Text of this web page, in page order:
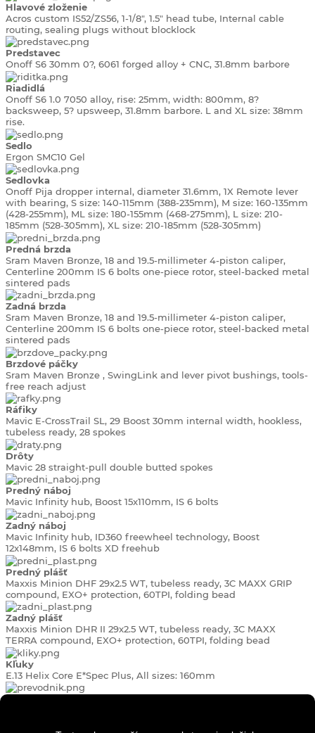
Hlavové zloženie
Acros custom IS52/ZS56, 1-1/8", 1.5" head tube, Internal cable
routing, sealing plugs without blocklock
Predstavec
Onoff S6 30mm 0?, 6061 forged alloy + CNC, 31.8mm barbore
Riadidlá
Onoff S6 1.0 7050 alloy, rise: 25mm, width: 800mm, 8?
backsweep, 5? upsweep, 31.8mm barbore. L and XL size: 38mm
rise.
Sedlo
Ergon SMC10 Gel
Sedlovka
Onoff Pija dropper internal, diameter 31.6mm, 1X Remote lever
with bearing, S size: 140-115mm (388-235mm), M size: 160-135mm
(428-255mm), ML size: 180-155mm (468-275mm), L size: 210-
185mm (528-305mm), XL size: 210-185mm (528-305mm)
Predná brzda
Sram Maven Bronze, 18 and 19.5-millimeter 4-piston caliper,
Centerline 200mm IS 6 bolts one-piece rotor, steel-backed metal
sintered pads
Zadná brzda
Sram Maven Bronze, 18 and 19.5-millimeter 4-piston caliper,
Centerline 200mm IS 6 bolts one-piece rotor, steel-backed metal
sintered pads
Brzdové páčky
Sram Maven Bronze , SwingLink and lever pivot bushings, tools-
free reach adjust
Ráfiky
Mavic E-CrossTrail SL, 29 Boost 30mm internal width, hookless,
tubeless ready, 28 spokes
Drôty
Mavic 28 straight-pull double butted spokes
Predný náboj
Mavic Infinity hub, Boost 15x110mm, IS 6 bolts
Zadný náboj
Mavic Infinity hub, ID360 freewheel technology, Boost
12x148mm, IS 6 bolts XD freehub
Predný plášť
Maxxis Minion DHF 29x2.5 WT, tubeless ready, 3C MAXX GRIP
compound, EXO+ protection, 60TPI, folding bead
Zadný plášť
Maxxis Minion DHR II 29x2.5 WT, tubeless ready, 3C MAXX
TERRA compound, EXO+ protection, 60TPI, folding bead
Kľuky
E.13 Helix Core E*Spec Plus, All sizes: 160mm
Prevodník